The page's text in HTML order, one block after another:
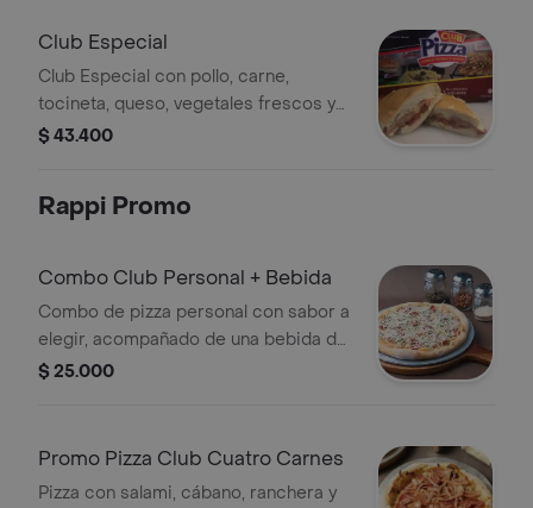
Club Especial
Club Especial con pollo, carne,
tocineta, queso, vegetales frescos y
salsas de la casa.
$ 43.400
Rappi Promo
Combo Club Personal + Bebida
Combo de pizza personal con sabor a
elegir, acompañado de una bebida de
400 ml según disponibilidad.
$ 25.000
Promo Pizza Club Cuatro Carnes
Pizza con salami, cábano, ranchera y